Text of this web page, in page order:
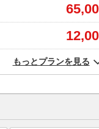
もっとプランを見る